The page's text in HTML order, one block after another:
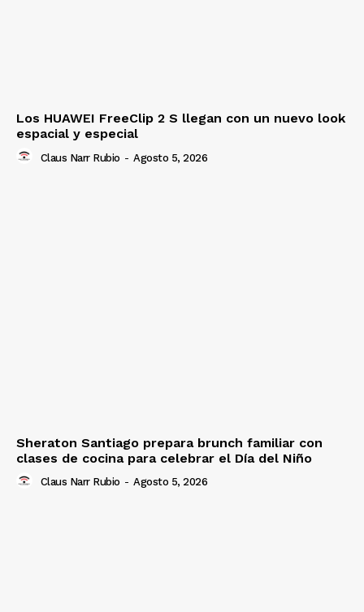
Los HUAWEI FreeClip 2 S llegan con un nuevo look
espacial y especial
Claus Narr Rubio - Agosto 5, 2026
Sheraton Santiago prepara brunch familiar con
clases de cocina para celebrar el Día del Niño
Claus Narr Rubio - Agosto 5, 2026